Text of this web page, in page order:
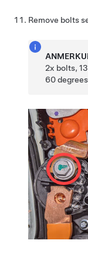
Remove bolts
2x bolts,
60